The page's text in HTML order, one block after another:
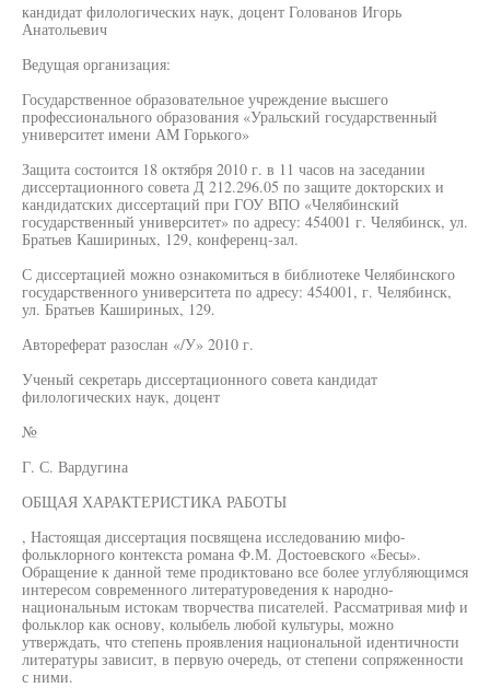
кандидат филологических наук, доцент Голованов Игорь
Анатольевич
Ведущая организация:
Государственное образовательное учреждение высшего
профессионального образования «Уральский государственный
университет имени АМ Горького»
Защита состоится 18 октября 2010 г. в 11 часов на заседании
диссертационного совета Д 212.296.05 по защите докторских и
кандидатских диссертаций при ГОУ ВПО «Челябинский
государственный университет» по адресу: 454001 г. Челябинск, ул.
Братьев Кашириных, 129, конференц-зал.
С диссертацией можно ознакомиться в библиотеке Челябинского
государственного университета по адресу: 454001, г. Челябинск,
ул. Братьев Кашириных, 129.
Автореферат разослан «/У» 2010 г.
Ученый секретарь диссертационного совета кандидат
филологических наук, доцент
№
Г. С. Вардугина
ОБЩАЯ ХАРАКТЕРИСТИКА РАБОТЫ
, Настоящая диссертация посвящена исследованию мифо-
фольклорного контекста романа Ф.М. Достоевского «Бесы».
Обращение к данной теме продиктовано все более углубляющимся
интересом современного литературоведения к народно-
национальным истокам творчества писателей. Рассматривая миф и
фольклор как основу, колыбель любой культуры, можно
утверждать, что степень проявления национальной идентичности
литературы зависит, в первую очередь, от степени сопряженности
с ними.